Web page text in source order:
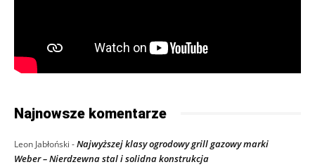
Najnowsze komentarze
Leon Jabłoński -Najwyższej klasy ogrodowy grill gazowy marki
Weber – Nierdzewna stal i solidna konstrukcja